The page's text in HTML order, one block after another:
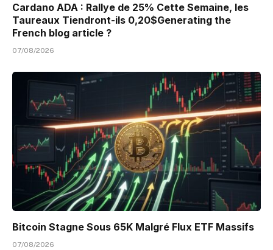
Cardano ADA : Rallye de 25% Cette Semaine, les
Taureaux Tiendront-ils 0,20$Generating the
French blog article ?
07/08/2026
Bitcoin Stagne Sous 65K Malgré Flux ETF Massifs
07/08/2026